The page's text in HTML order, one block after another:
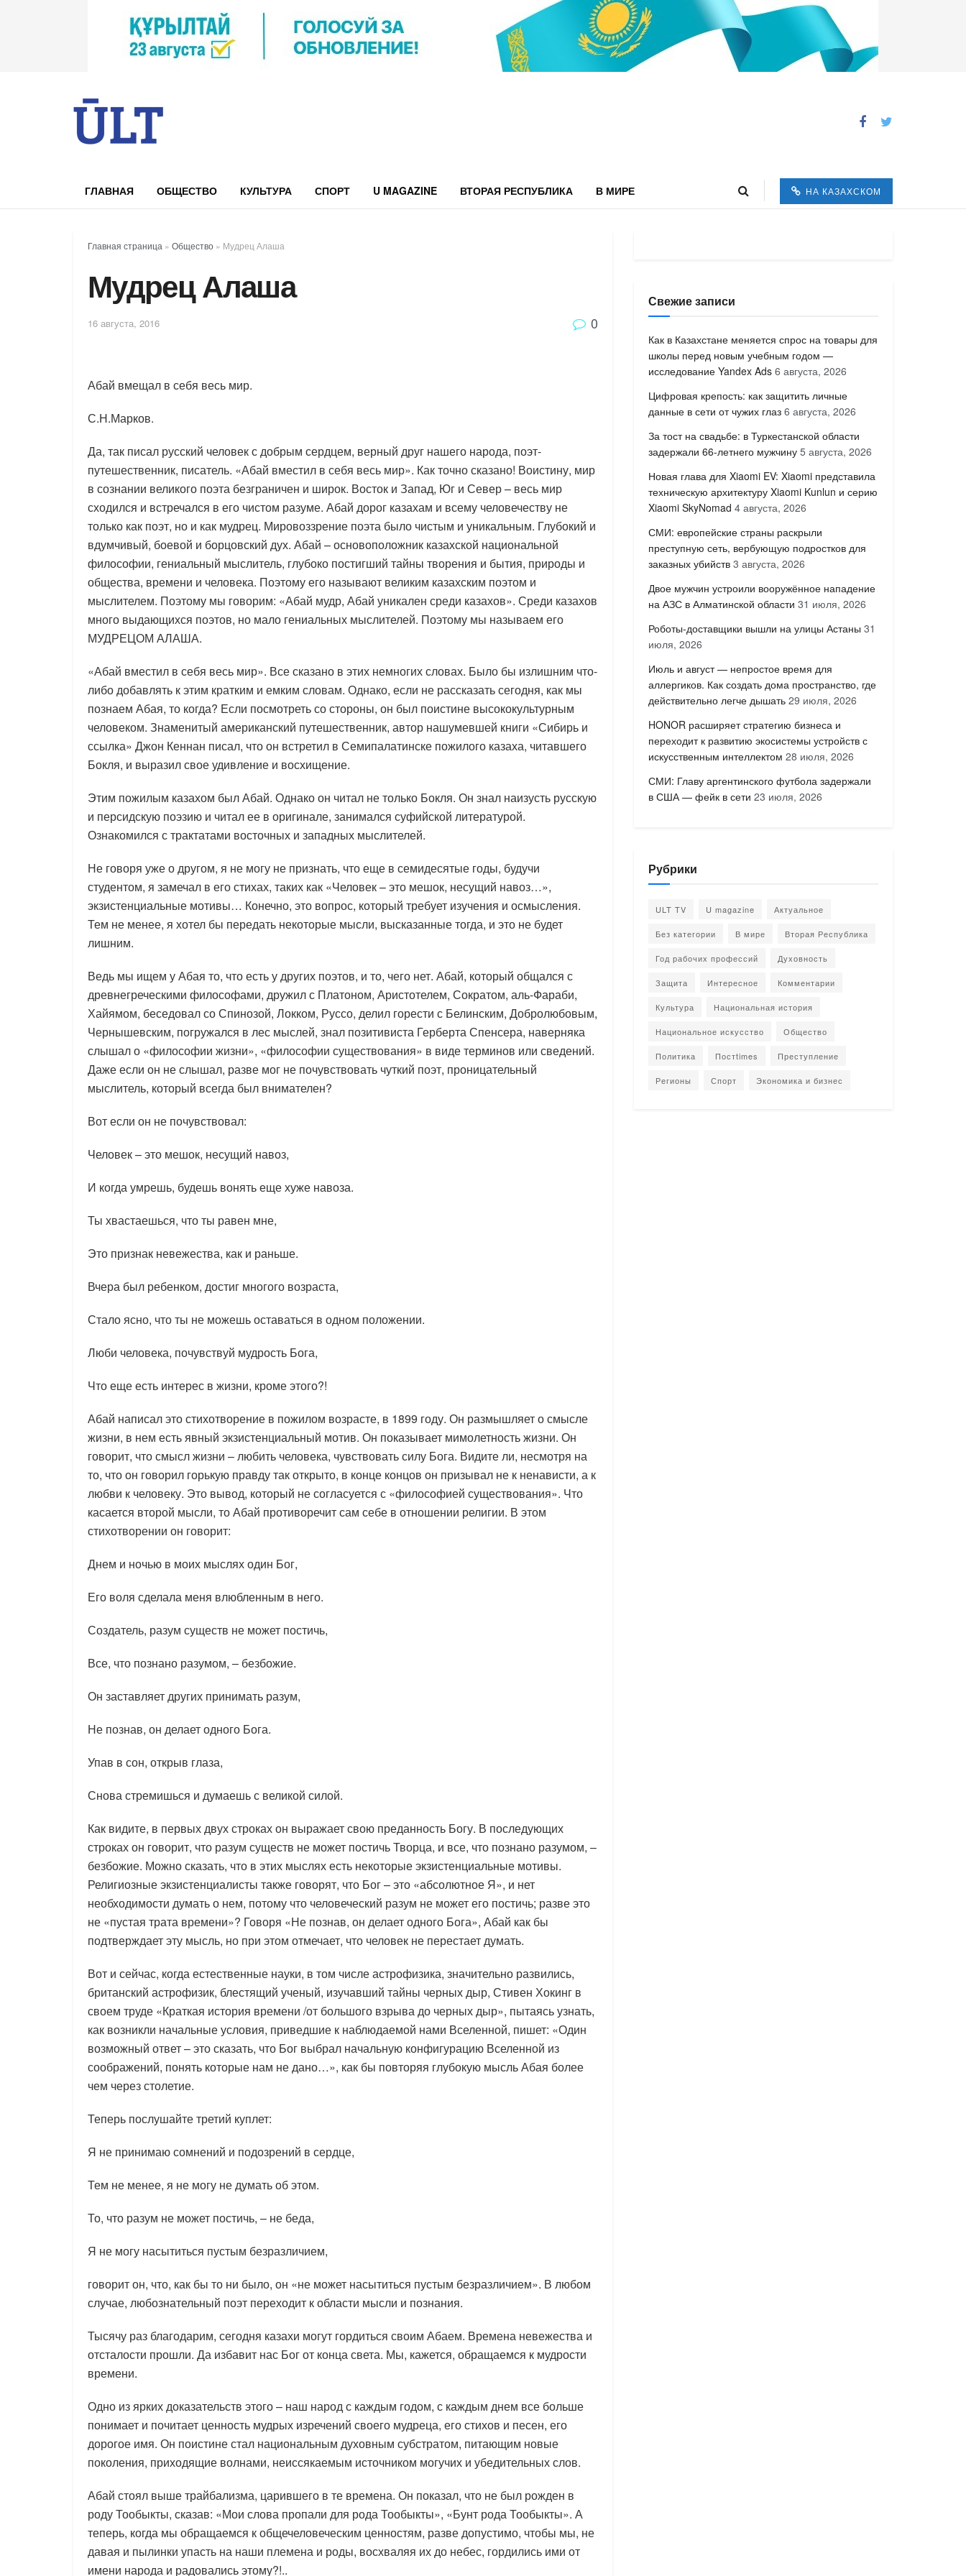
ГЛАВНАЯ ОБЩЕСТВО КУЛЬТУРА СПОРТ U MAGAZINE ВТОРАЯ РЕСПУБЛИКА В МИРЕ НА КАЗАХСКОМ
Главная страница » Общество » Мудрец Алаша
Мудрец Алаша
16 августа, 2016 0
Абай вмещал в себя весь мир.
С.Н.Марков.
Да, так писал русский человек с добрым сердцем, верный друг нашего народа, поэт-
путешественник, писатель. «Абай вместил в себя весь мир». Как точно сказано! Воистину, мир
в сознании великого поэта безграничен и широк. Восток и Запад, Юг и Север – весь мир
сходился и встречался в его чистом разуме. Абай дорог казахам и всему человечеству не
только как поэт, но и как мудрец. Мировоззрение поэта было чистым и уникальным. Глубокий и
вдумчивый, боевой и борцовский дух. Абай – основоположник казахской национальной
философии, гениальный мыслитель, глубоко постигший тайны творения и бытия, природы и
общества, времени и человека. Поэтому его называют великим казахским поэтом и
мыслителем. Поэтому мы говорим: «Абай мудр, Абай уникален среди казахов». Среди казахов
много выдающихся поэтов, но мало гениальных мыслителей. Поэтому мы называем его
МУДРЕЦОМ АЛАША.
«Абай вместил в себя весь мир». Все сказано в этих немногих словах. Было бы излишним что-
либо добавлять к этим кратким и емким словам. Однако, если не рассказать сегодня, как мы
познаем Абая, то когда? Если посмотреть со стороны, он был поистине высококультурным
человеком. Знаменитый американский путешественник, автор нашумевшей книги «Сибирь и
ссылка» Джон Кеннан писал, что он встретил в Семипалатинске пожилого казаха, читавшего
Бокля, и выразил свое удивление и восхищение.
Этим пожилым казахом был Абай. Однако он читал не только Бокля. Он знал наизусть русскую
и персидскую поэзию и читал ее в оригинале, занимался суфийской литературой.
Ознакомился с трактатами восточных и западных мыслителей.
Не говоря уже о другом, я не могу не признать, что еще в семидесятые годы, будучи
студентом, я замечал в его стихах, таких как «Человек – это мешок, несущий навоз…»,
экзистенциальные мотивы… Конечно, это вопрос, который требует изучения и осмысления.
Тем не менее, я хотел бы передать некоторые мысли, высказанные тогда, и это не будет
лишним.
Ведь мы ищем у Абая то, что есть у других поэтов, и то, чего нет. Абай, который общался с
древнегреческими философами, дружил с Платоном, Аристотелем, Сократом, аль-Фараби,
Хайямом, беседовал со Спинозой, Локком, Руссо, делил горести с Белинским, Добролюбовым,
Чернышевским, погружался в лес мыслей, знал позитивиста Герберта Спенсера, наверняка
слышал о «философии жизни», «философии существования» в виде терминов или сведений.
Даже если он не слышал, разве мог не почувствовать чуткий поэт, проницательный
мыслитель, который всегда был внимателен?
Вот если он не почувствовал:
Человек – это мешок, несущий навоз,
И когда умрешь, будешь вонять еще хуже навоза.
Ты хвастаешься, что ты равен мне,
Это признак невежества, как и раньше.
Вчера был ребенком, достиг многого возраста,
Стало ясно, что ты не можешь оставаться в одном положении.
Люби человека, почувствуй мудрость Бога,
Что еще есть интерес в жизни, кроме этого?!
Абай написал это стихотворение в пожилом возрасте, в 1899 году. Он размышляет о смысле
жизни, в нем есть явный экзистенциальный мотив. Он показывает мимолетность жизни. Он
говорит, что смысл жизни – любить человека, чувствовать силу Бога. Видите ли, несмотря на
то, что он говорил горькую правду так открыто, в конце концов он призывал не к ненависти, а к
любви к человеку. Это вывод, который не согласуется с «философией существования». Что
касается второй мысли, то Абай противоречит сам себе в отношении религии. В этом
стихотворении он говорит:
Днем и ночью в моих мыслях один Бог,
Его воля сделала меня влюбленным в него.
Создатель, разум существ не может постичь,
Все, что познано разумом, – безбожие.
Он заставляет других принимать разум,
Не познав, он делает одного Бога.
Упав в сон, открыв глаза,
Снова стремишься и думаешь с великой силой.
Как видите, в первых двух строках он выражает свою преданность Богу. В последующих
строках он говорит, что разум существ не может постичь Творца, и все, что познано разумом, –
безбожие. Можно сказать, что в этих мыслях есть некоторые экзистенциальные мотивы.
Религиозные экзистенциалисты также говорят, что Бог – это «абсолютное Я», и нет
необходимости думать о нем, потому что человеческий разум не может его постичь; разве это
не «пустая трата времени»? Говоря «Не познав, он делает одного Бога», Абай как бы
подтверждает эту мысль, но при этом отмечает, что человек не перестает думать.
Вот и сейчас, когда естественные науки, в том числе астрофизика, значительно развились,
британский астрофизик, блестящий ученый, изучавший тайны черных дыр, Стивен Хокинг в
своем труде «Краткая история времени /от большого взрыва до черных дыр», пытаясь узнать,
как возникли начальные условия, приведшие к наблюдаемой нами Вселенной, пишет: «Один
возможный ответ – это сказать, что Бог выбрал начальную конфигурацию Вселенной из
соображений, понять которые нам не дано…», как бы повторяя глубокую мысль Абая более
чем через столетие.
Теперь послушайте третий куплет:
Я не принимаю сомнений и подозрений в сердце,
Тем не менее, я не могу не думать об этом.
То, что разум не может постичь, – не беда,
Я не могу насытиться пустым безразличием,
говорит он, что, как бы то ни было, он «не может насытиться пустым безразличием». В любом
случае, любознательный поэт переходит к области мысли и познания.
Тысячу раз благодарим, сегодня казахи могут гордиться своим Абаем. Времена невежества и
отсталости прошли. Да избавит нас Бог от конца света. Мы, кажется, обращаемся к мудрости
времени.
Одно из ярких доказательств этого – наш народ с каждым годом, с каждым днем все больше
понимает и почитает ценность мудрых изречений своего мудреца, его стихов и песен, его
дорогое имя. Он поистине стал национальным духовным субстратом, питающим новые
поколения, приходящие волнами, неиссякаемым источником могучих и убедительных слов.
Абай стоял выше трайбализма, царившего в те времена. Он показал, что не был рожден в
роду Тообыкты, сказав: «Мои слова пропали для рода Тообыкты», «Бунт рода Тообыкты». А
теперь, когда мы обращаемся к общечеловеческим ценностям, разве допустимо, чтобы мы, не
давая и пылинки упасть на наши племена и роды, восхваляя их до небес, гордились ими от
имени народа и радовались этому?!..
Свежие записи
Как в Казахстане меняется спрос на товары для
школы перед новым учебным годом —
исследование Yandex Ads 6 августа, 2026
Цифровая крепость: как защитить личные
данные в сети от чужих глаз 6 августа, 2026
За тост на свадьбе: в Туркестанской области
задержали 66-летнего мужчину 5 августа, 2026
Новая глава для Xiaomi EV: Xiaomi представила
техническую архитектуру Xiaomi Kunlun и серию
Xiaomi SkyNomad 4 августа, 2026
СМИ: европейские страны раскрыли
преступную сеть, вербующую подростков для
заказных убийств 3 августа, 2026
Двое мужчин устроили вооружённое нападение
на АЗС в Алматинской области 31 июля, 2026
Роботы-доставщики вышли на улицы Астаны 31
июля, 2026
Июль и август — непростое время для
аллергиков. Как создать дома пространство, где
действительно легче дышать 29 июля, 2026
HONOR расширяет стратегию бизнеса и
переходит к развитию экосистемы устройств с
искусственным интеллектом 28 июля, 2026
СМИ: Главу аргентинского футбола задержали
в США — фейк в сети 23 июля, 2026
Рубрики
ULT TV U magazine Актуальное
Без категории В мире Вторая Республика
Год рабочих профессий Духовность
Защита Интересное Комментарии
Культура Национальная история
Национальное искусство Общество
Политика Постtimes Преступление
Регионы Спорт Экономика и бизнес